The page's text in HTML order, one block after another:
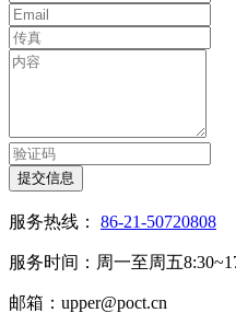
提交信息
服务热线： 86-21-50720808
服务时间：周一至周五
邮箱：upper@poct.cn